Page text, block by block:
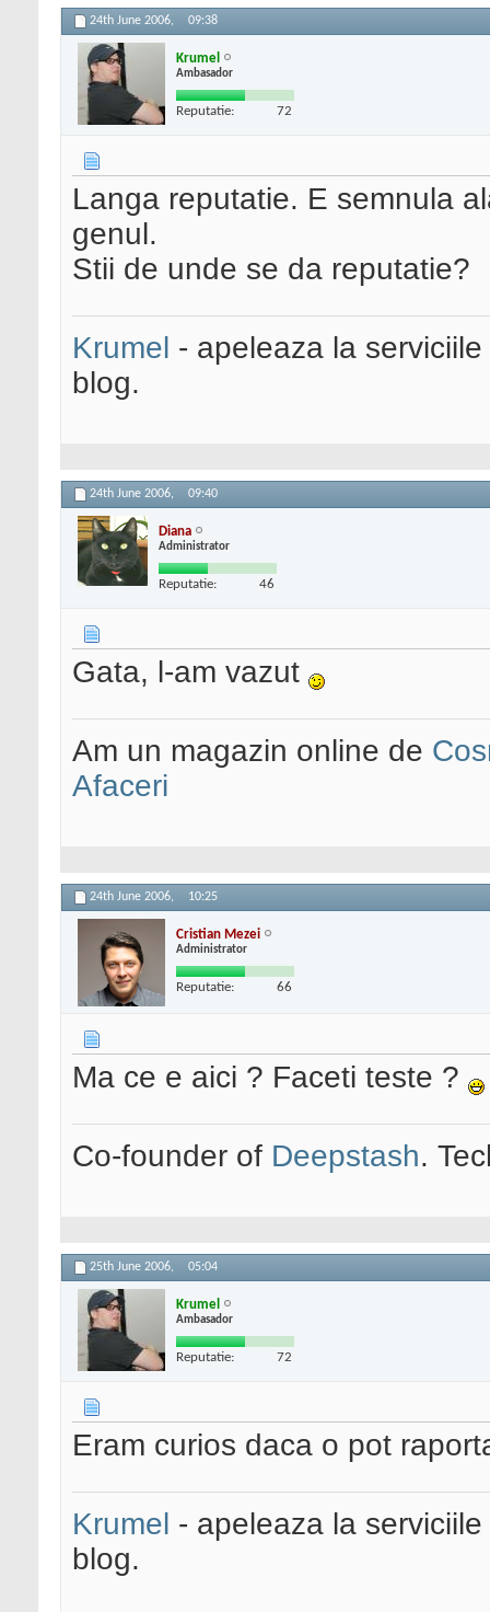
24th June 2006, 09:38
Krumel
Ambasador
Reputatie: 72
Langa reputatie. E semnula
genul.
Stii de unde se da reputatie?
Krumel - apeleaza la
blog.
24th June 2006, 09:40
Diana
Administrator
Reputatie: 46
Gata, l-am vazut
Am un magazin online de
Afaceri
24th June 2006, 10:25
Cristian Mezei
Administrator
Reputatie: 66
Ma ce e aici ? Faceti teste ?
Co-founder of Deepstash.
25th June 2006, 05:04
Krumel
Ambasador
Reputatie: 72
Eram curios daca o pot
Krumel - apeleaza la
blog.